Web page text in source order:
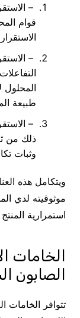
–
قوام
–
المحلول
طبيعة
–
ذلك من
وثبات
ويتكامل هذه
موثوقيته لدي
استمرارية
الخامات
الصابون
تتوافر الخامات